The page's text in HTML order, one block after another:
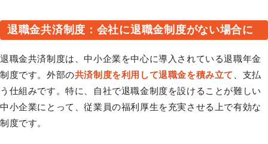
退職金共済制度：会社に退職金制度がない場合に
退職金共済制度は、中小企業を中心に導入されている退職年金
制度です。外部の共済制度を利用して退職金を積み立て
、支払
う仕組みです。特に、自社で退職金制度を設けることが難しい
中小企業にとって、従業員の福利厚生を充実させる上で有効な
制度です。